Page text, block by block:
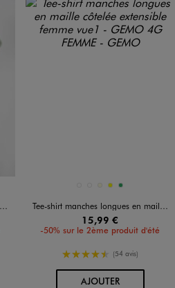
Disponible en 5 coloris
BLANC STANDARD
BLEU MARINE
ECRUJAUNEVERT
Tee-shirt manches longues en maille côtelée extensible femme
15,99 €
-50% sur le 2ème produit d'été
4.5/5 de moyenne
(54 avis)
AJOUTERAU PANIER